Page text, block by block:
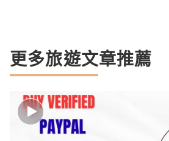
更多旅遊文章推薦